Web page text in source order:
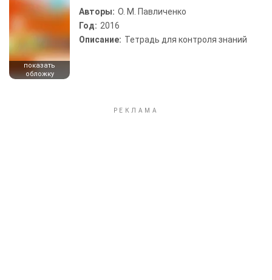
показать
обложку
Авторы: О. М. Павличенко
Год: 2016
Описание: Тетрадь для контроля знаний